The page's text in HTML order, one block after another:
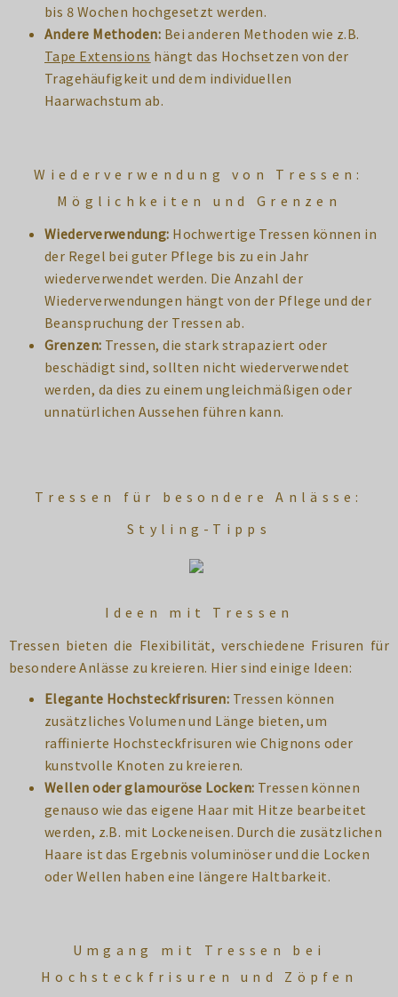
bis 8 Wochen hochgesetzt werden.
Andere Methoden: Bei anderen Methoden wie z.B.
Tape Extensions hängt das Hochsetzen von der
Tragehäufigkeit und dem individuellen
Haarwachstum ab.
Wiederverwendung von Tressen:
Möglichkeiten und Grenzen
Wiederverwendung: Hochwertige Tressen können in
der Regel bei guter Pflege bis zu ein Jahr
wiederverwendet werden. Die Anzahl der
Wiederverwendungen hängt von der Pflege und der
Beanspruchung der Tressen ab.
Grenzen: Tressen, die stark strapaziert oder
beschädigt sind, sollten nicht wiederverwendet
werden, da dies zu einem ungleichmäßigen oder
unnatürlichen Aussehen führen kann.
Tressen für besondere Anlässe:
Styling-Tipps
Ideen mit Tressen
Tressen bieten die Flexibilität, verschiedene Frisuren für
besondere Anlässe zu kreieren. Hier sind einige Ideen:
Elegante Hochsteckfrisuren: Tressen können
zusätzliches Volumen und Länge bieten, um
raffinierte Hochsteckfrisuren wie Chignons oder
kunstvolle Knoten zu kreieren.
Wellen oder glamouröse Locken: Tressen können
genauso wie das eigene Haar mit Hitze bearbeitet
werden, z.B. mit Lockeneisen. Durch die zusätzlichen
Haare ist das Ergebnis voluminöser und die Locken
oder Wellen haben eine längere Haltbarkeit.
Umgang mit Tressen bei
Hochsteckfrisuren und Zöpfen